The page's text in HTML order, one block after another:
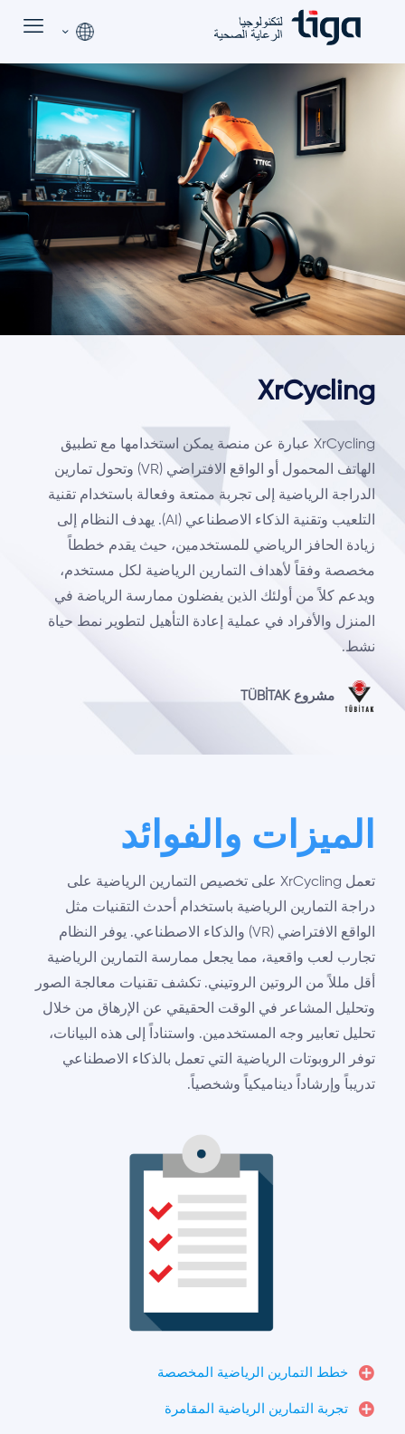
XrCycling
XrCycling عبارة عن منصة يمكن استخدامها مع تطبيق
الهاتف المحمول أو الواقع الافتراضي (VR) وتحول تمارين
الدراجة الرياضية إلى تجربة ممتعة وفعالة باستخدام تقنية
التلعيب وتقنية الذكاء الاصطناعي (AI). يهدف النظام إلى
زيادة الحافز الرياضي للمستخدمين، حيث يقدم خططاً
مخصصة وفقاً لأهداف التمارين الرياضية لكل مستخدم،
ويدعم كلاً من أولئك الذين يفضلون ممارسة الرياضة في
المنزل والأفراد في عملية إعادة التأهيل لتطوير نمط حياة
نشط.
مشروع TÜBİTAK
الميزات والفوائد
تعمل XrCycling على تخصيص التمارين الرياضية على
دراجة التمارين الرياضية باستخدام أحدث التقنيات مثل
الواقع الافتراضي (VR) والذكاء الاصطناعي. يوفر النظام
تجارب لعب واقعية، مما يجعل ممارسة التمارين الرياضية
أقل مللاً من الروتين الروتيني. تكشف تقنيات معالجة الصور
وتحليل المشاعر في الوقت الحقيقي عن الإرهاق من خلال
تحليل تعابير وجه المستخدمين. واستناداً إلى هذه البيانات،
توفر الروبوتات الرياضية التي تعمل بالذكاء الاصطناعي
تدريباً وإرشاداً ديناميكياً وشخصياً.
خطط التمارين الرياضية المخصصة
تجربة التمارين الرياضية المقامرة